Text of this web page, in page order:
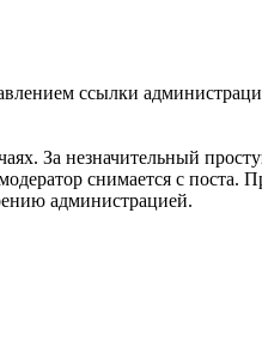
ссылки
За незначительный
снимается с поста.
администрацией.